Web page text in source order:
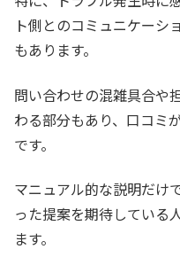
ト側とのコミュニケーシ
もあります。
問い合わせの混雑具合や
わる部分もあり、口コミ
です。
マニュアル的な説明だけ
った提案を期待している
ます。